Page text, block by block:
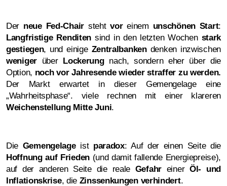
Der neue Fed-Chairstehtvoreinem unschönen Start:
Langfristige Renditen sind in den letzten Wochen stark
gestiegen, und einige Zentralbankendenken inzwischen
wenigerüber Lockerung nach, sondern eher über die
Option, noch vor Jahresende wieder straffer zu werden.
Der Markt erwartet in dieser Gemengelage eine
„Wahrheitsphase“. viele rechnen mit einer klareren
Weichenstellung Mitte Juni.
Die Gemengelageist paradox: Auf der einen Seite die
Hoffnung auf Frieden(und damit fallende Energiepreise),
auf der anderen Seite die reale Gefahr einerÖl- und
Inflationskrise, die Zinssenkungen verhindert.